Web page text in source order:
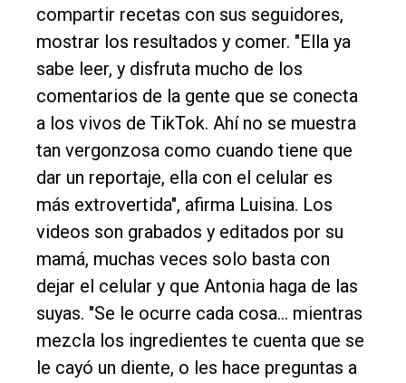
compartir recetas con sus seguidores,
mostrar los resultados y comer. "Ella ya
sabe leer, y disfruta mucho de los
comentarios de la gente que se conecta
a los vivos de TikTok. Ahí no se muestra
tan vergonzosa como cuando tiene que
dar un reportaje, ella con el celular es
más extrovertida", afirma Luisina. Los
videos son grabados y editados por su
mamá, muchas veces solo basta con
dejar el celular y que Antonia haga de las
suyas. "Se le ocurre cada cosa… mientras
mezcla los ingredientes te cuenta que se
le cayó un diente, o les hace preguntas a